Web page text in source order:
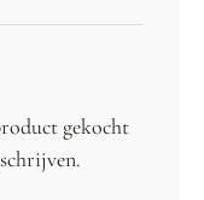
gekocht